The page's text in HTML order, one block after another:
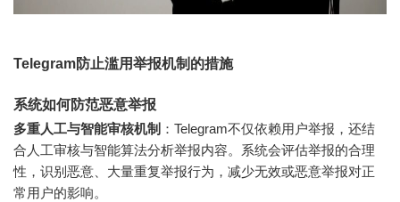
Telegram防止滥用举报机制的措施
系统如何防范恶意举报
多重人工与智能审核机制 ：Telegram不仅依赖用户举报，还结
合人工审核与智能算法分析举报内容。系统会评估举报的合理
性，识别恶意、大量重复举报行为，减少无效或恶意举报对正
常用户的影响。